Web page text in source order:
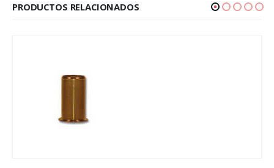
PRODUCTOS RELACIONADOS